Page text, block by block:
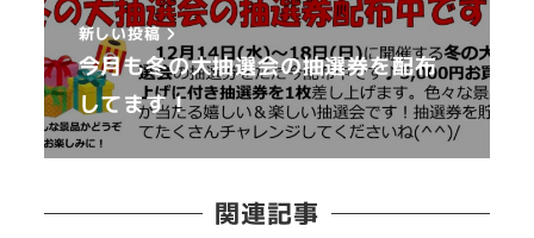
新しい投稿
今月も冬の大抽選会の抽選券を配布
してます！
関連記事